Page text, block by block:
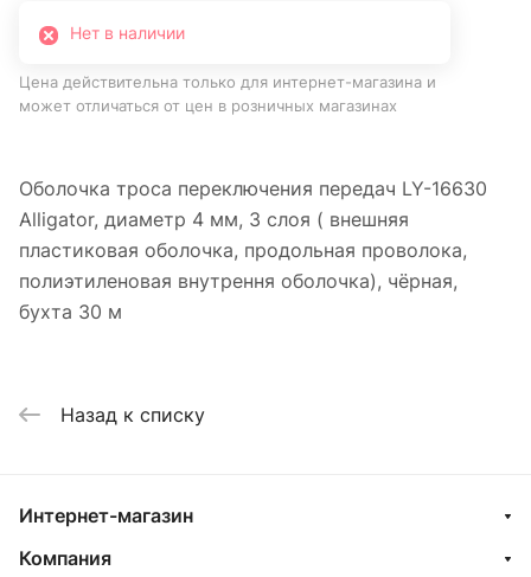
Нет в наличии
Цена действительна только для интернет-магазина и
может отличаться от цен в розничных магазинах
Оболочка троса переключения передач LY-16630
Alligator, диаметр 4 мм, 3 слоя ( внешняя
пластиковая оболочка, продольная проволока,
полиэтиленовая внутрення оболочка), чёрная,
бухта 30 м
Назад к списку
Интернет-магазин
Компания